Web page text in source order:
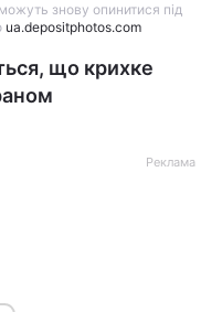
знову опинитися під
ua.depositphotos.com
що крихке
Реклама